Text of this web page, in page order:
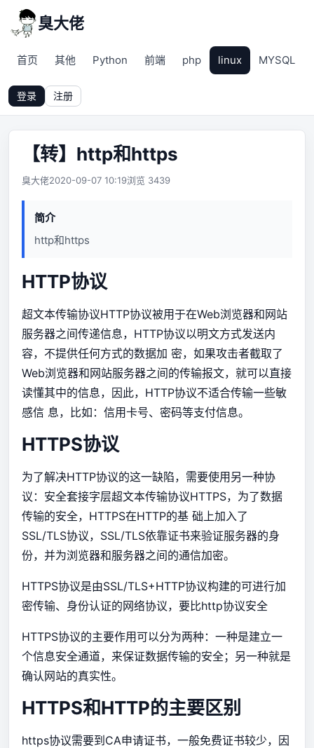
臭大佬
首页 其他 Python 前端 php linux MYSQL
登录 注册
【转】http和https
臭大佬2020-09-07 10:19浏览 3439
简介
http和https
HTTP协议
超文本传输协议HTTP协议被用于在Web浏览器和网站
服务器之间传递信息，HTTP协议以明文方式发送内
容，不提供任何方式的数据加 密，如果攻击者截取了
Web浏览器和网站服务器之间的传输报文，就可以直接
读懂其中的信息，因此，HTTP协议不适合传输一些敏
感信 息，比如：信用卡号、密码等支付信息。
HTTPS协议
为了解决HTTP协议的这一缺陷，需要使用另一种协
议：安全套接字层超文本传输协议HTTPS，为了数据
传输的安全，HTTPS在HTTP的基 础上加入了
SSL/TLS协议，SSL/TLS依靠证书来验证服务器的身
份，并为浏览器和服务器之间的通信加密。
HTTPS协议是由SSL/TLS+HTTP协议构建的可进行加
密传输、身份认证的网络协议，要比http协议安全
HTTPS协议的主要作用可以分为两种：一种是建立一
个信息安全通道，来保证数据传输的安全；另一种就是
确认网站的真实性。
HTTPS和HTTP的主要区别
https协议需要到CA申请证书，一般免费证书较少，因